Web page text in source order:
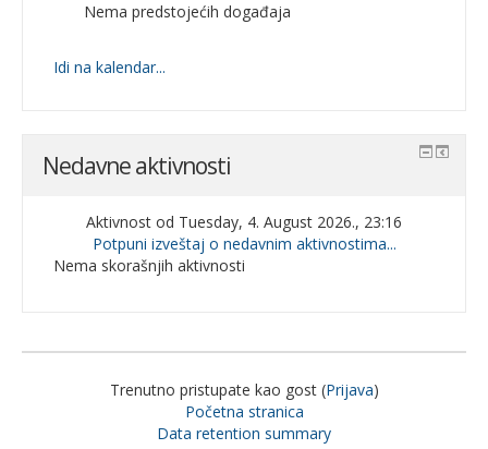
Nema predstojećih događaja
Idi na kalendar...
Nedavne aktivnosti
Aktivnost od Tuesday, 4. August 2026., 23:16
Potpuni izveštaj o nedavnim aktivnostima...
Nema skorašnjih aktivnosti
Trenutno pristupate kao gost (Prijava)
Početna stranica
Data retention summary